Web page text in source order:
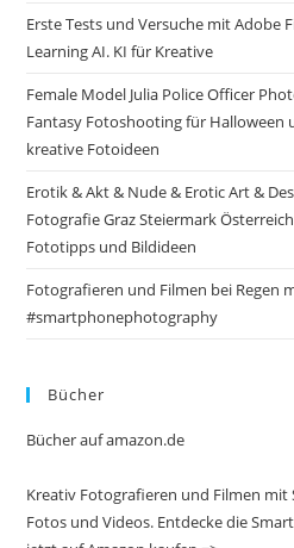
Erste Tests und Versuche mit Adobe
Learning AI. KI für Kreative
Female Model Julia Police Officer
Fantasy Fotoshooting für Halloween
kreative Fotoideen
Erotik & Akt & Nude & Erotic Art &
Fotografie Graz Steiermark
Fototipps und Bildideen
Fotografieren und Filmen bei Regen
#smartphonephotography
Bücher
Bücher auf amazon.de
Kreativ Fotografieren und Filmen
Fotos und Videos. Entdecke die